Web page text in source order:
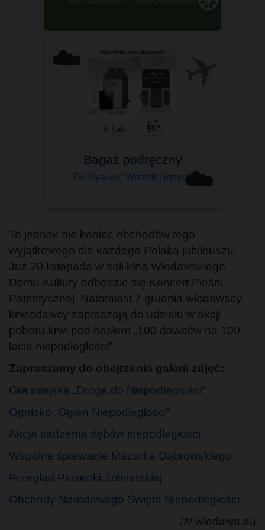
☁️
☁️
Sprawdzony przez tysiące
To jednak nie koniec obchodów tego
wyjątkowego dla każdego Polaka jubileuszu.
Już 20 listopada w sali kina Włodawskiego
Domu Kultury odbędzie się Koncert Pieśni
Patriotycznej. Natomiast 7 grudnia włodawscy
krwiodawcy zapraszają do udziału w akcji
poboru krwi pod hasłem „100 dawców na 100-
lecie niepodległości”.
Zapraszamy do obejrzenia galerii zdjęć:
Gra miejska „Droga do Niepodległości”
Ognisko „Ogień Niepodległości”
Akcja sadzenia dębów niepodległości
Wspólne śpiewanie Mazurka Dąbrowskiego
Przegląd Piosenki Żołnierskiej
Obchody Narodowego Święta Niepodległości
/ź/ wlodawa.eu